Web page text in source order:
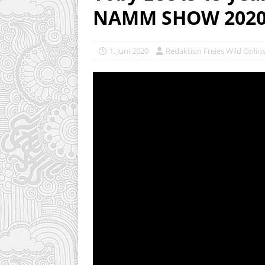
NAMM SHOW
1. Juni 2020 Redaktion Freies Wild